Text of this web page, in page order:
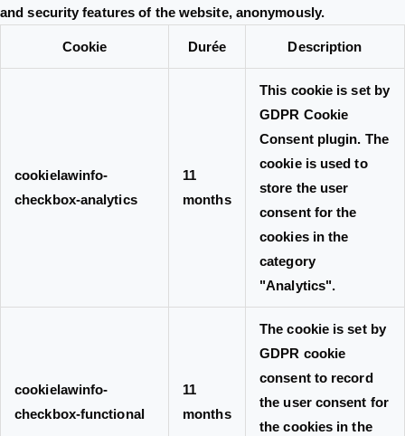
and security features of the website, anonymously.
Cookie Durée Description
cookielawinfo-
checkbox-analytics
11
months
This cookie is set by
GDPR Cookie
Consent plugin. The
cookie is used to
store the user
consent for the
cookies in the
category
"Analytics".
cookielawinfo-
checkbox-functional
11
months
The cookie is set by
GDPR cookie
consent to record
the user consent for
the cookies in the